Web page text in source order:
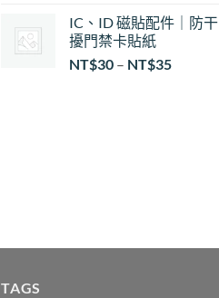
IC、ID 磁貼配件｜防干
擾門禁卡貼紙
NT$30 – NT$35價
TAGS